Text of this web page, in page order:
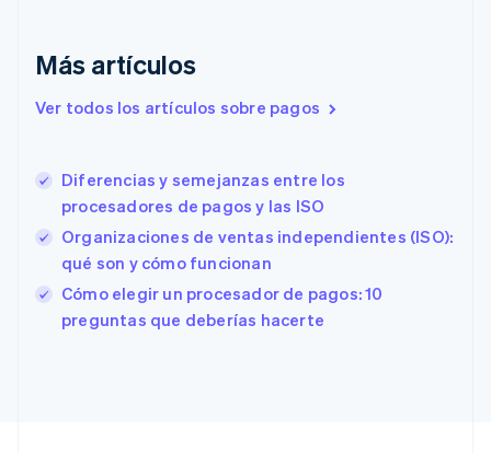
Más artículos
Ver todos los artículos sobre pagos
Diferencias y semejanzas entre los
procesadores de pagos y las ISO
Organizaciones de ventas independientes (ISO):
qué son y cómo funcionan
Cómo elegir un procesador de pagos: 10
preguntas que deberías hacerte
English
EnglishItaliano
Estados Unidos
EnglishEspañol简体中文
English
Finlandia
English Svenska
Francia
Français English